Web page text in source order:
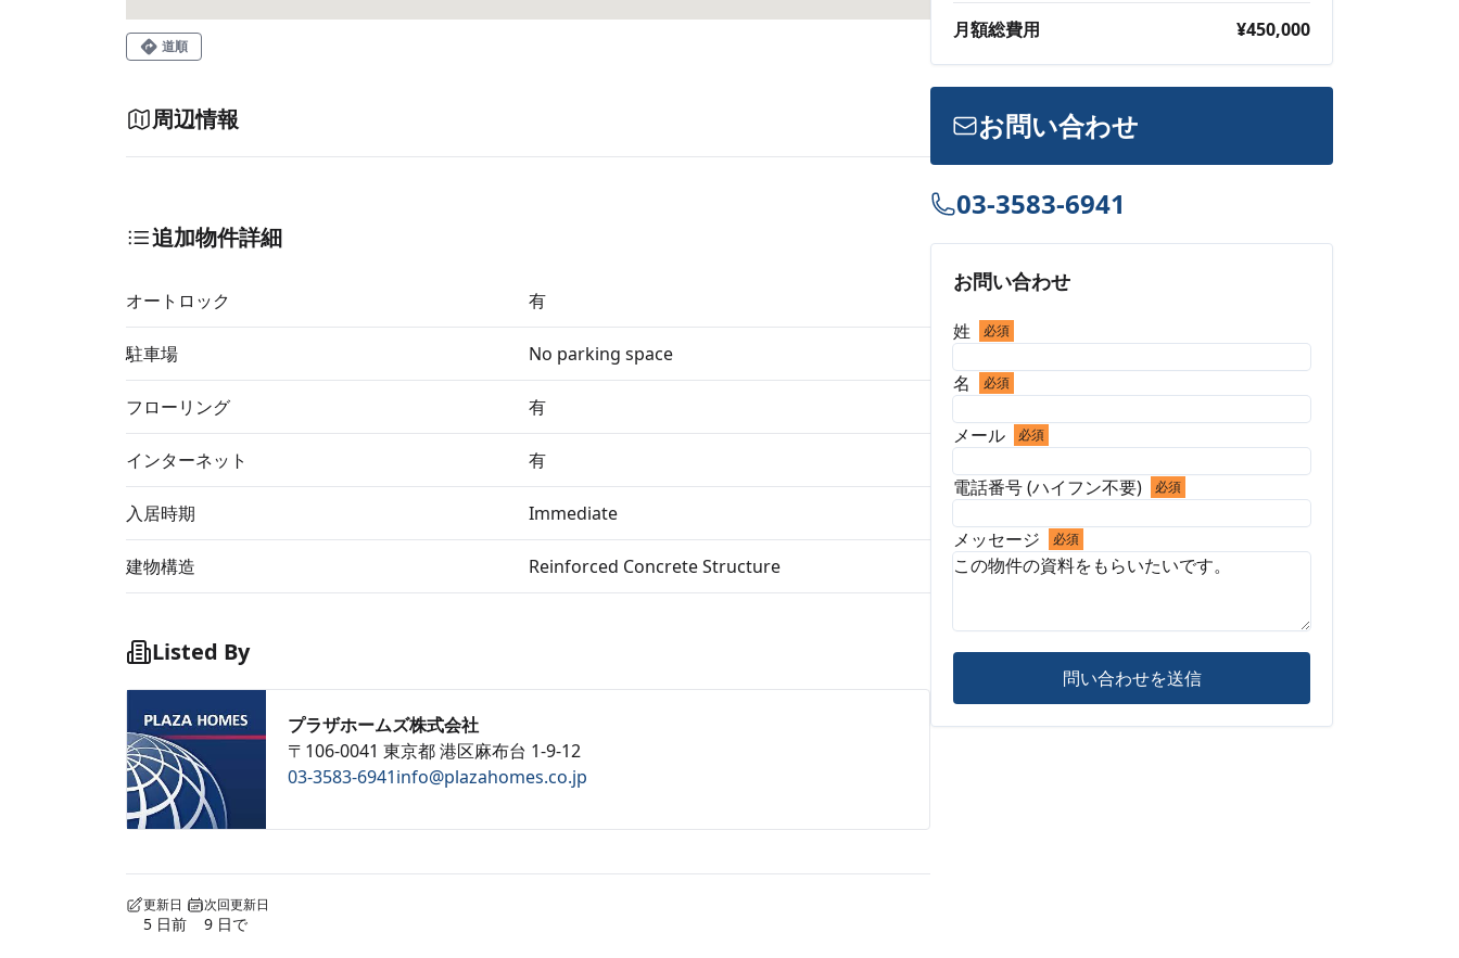
道順
周辺情報
追加物件詳細
オートロック 有
駐車場 No parking space
フローリング 有
インターネット 有
入居時期 Immediate
建物構造 Reinforced Concrete Structure
Listed By
プラザホームズ株式会社
〒106-0041 東京都 港区麻布台 1-9-12
03-3583-6941info@plazahomes.co.jp
更新日
5 日前
次回更新日
9 日で
月額総費用 ¥450,000
お問い合わせ
03-3583-6941
お問い合わせ
姓 必須
名 必須
メール 必須
電話番号 (ハイフン不要) 必須
メッセージ 必須
問い合わせを送信